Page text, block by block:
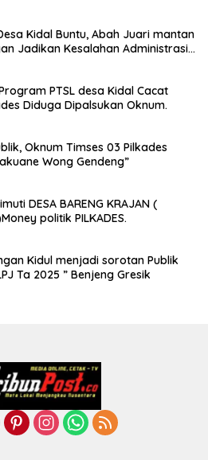
Kidal Buntu, Abah Juari mantan
Jadikan Kesalahan Administrasi
PTSL desa Kidal Cacat
Diduga Dipalsukan Oknum.
Oknum Timses 03 Pilkades
Wong Gendeng”
DESA BARENG KRAJAN (
politik PILKADES.
Kidul menjadi sorotan Publik
Ta 2025 ” Benjeng Gresik